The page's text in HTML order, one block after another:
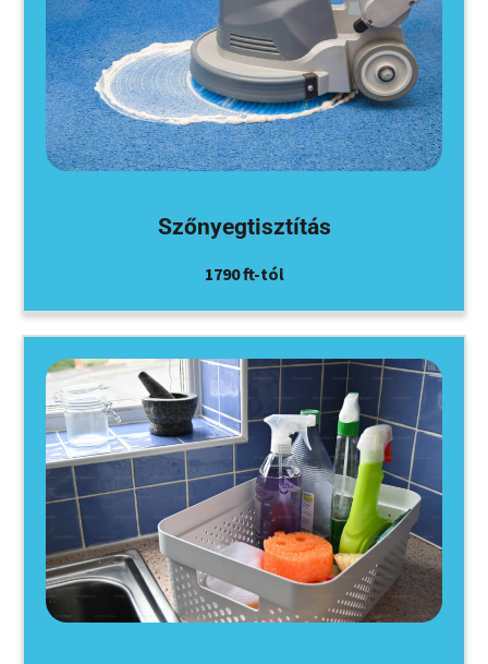
Szőnyegtisztítás
1790 ft-tól